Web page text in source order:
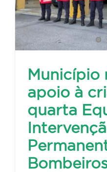
Município
apoio à
quarta